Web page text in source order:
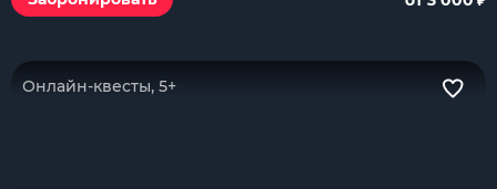
Онлайн-квесты, 5+